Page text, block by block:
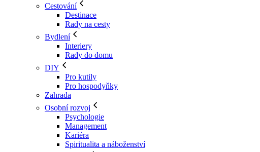
Cestování
Destinace
Rady na cesty
Bydlení
Interiery
Rady do domu
DIY
Pro kutily
Pro hospodyňky
Zahrada
Osobní rozvoj
Psychologie
Management
Kariéra
Spiritualita a náboženství